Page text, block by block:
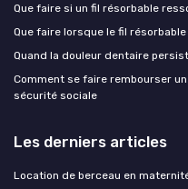
Que faire si un fil résorbable
Que faire lorsque le fil
Quand la douleur dentaire
Comment se faire rembourser
sécurité sociale
Les derniers articles
Location de berceau en